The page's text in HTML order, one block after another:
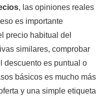
, las opiniones reales
es importante
precio habitual del
similares, comprobar
descuento es puntual o
básicos es mucho más
y una simple etiqueta